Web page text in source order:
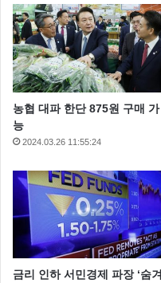
농협 대파 한단 875원 구매 가
능
2024.03.26 11:55:24
금리 인하 서민경제 파장 ‘숨겨